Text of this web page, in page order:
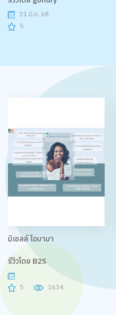
31 มี.ค. 68
5
มิเชลล์ โอบามา
รีวิวโดย B2S
5 1634